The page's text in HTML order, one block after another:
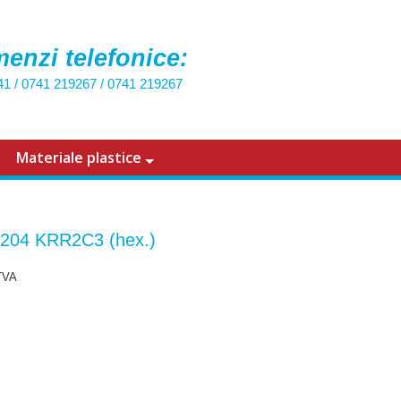
telefonice:
/ 0741 219267/ 0741 219267
Materiale plastice
KRR2C3 (hex.)